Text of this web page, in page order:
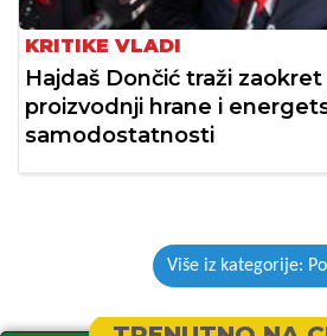
KRITIKE VLADI
Hajdaš Dončić traži
proizvodnji hrane i
samodostatnosti
Više iz kategorije: